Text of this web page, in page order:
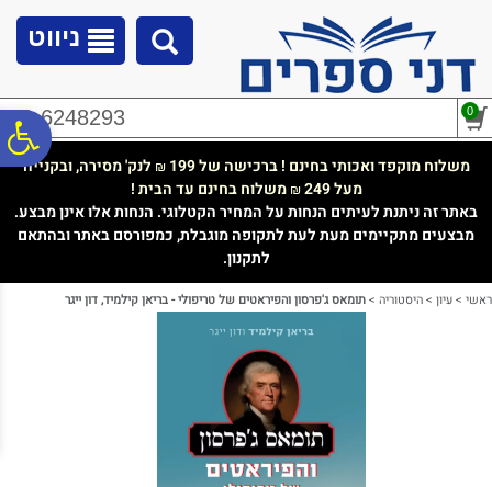
נגישות
ניווט
02-6248293 0
משלוח מוקפד ואכותי בחינם ! ברכישה של 199 ₪ לנק' מסירה, ובקנייה
מעל 249
₪משלוח בחינם עד הבית !
באתר זה ניתנת לעיתים הנחות על המחיר הקטלוגי. הנחות אלו אינן מבצע.
מבצעים מתקיימים מעת לעת לתקופה מוגבלת, כמפורסם באתר ובהתאם
לתקנון.
ראשי >עיון >היסטוריה >תומאס ג'פרסון והפיראטים של טריפולי - בריאן קילמיד, דון ייגר